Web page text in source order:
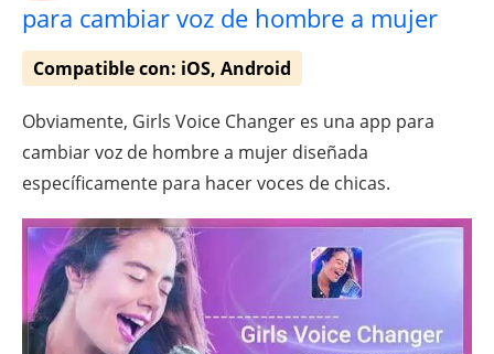
para cambiar voz de hombre a mujer
Compatible con: iOS, Android
Obviamente, Girls Voice Changer es una app para
cambiar voz de hombre a mujer diseñada
específicamente para hacer voces de chicas.